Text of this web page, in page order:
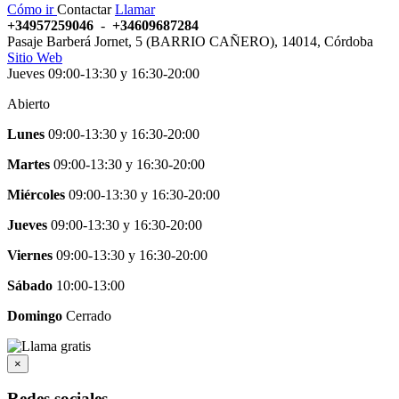
Cómo irContactarLlamar
+34957259046 - +34609687284
Pasaje Barberá Jornet, 5 (BARRIO CAÑERO), 14014, Córdoba
Sitio Web
Jueves 09:00-13:30 y 16:30-20:00
Abierto
Lunes 09:00-13:30 y 16:30-20:00
Martes 09:00-13:30 y 16:30-20:00
Miércoles 09:00-13:30 y 16:30-20:00
Jueves 09:00-13:30 y 16:30-20:00
Viernes 09:00-13:30 y 16:30-20:00
Sábado 10:00-13:00
Domingo Cerrado
×